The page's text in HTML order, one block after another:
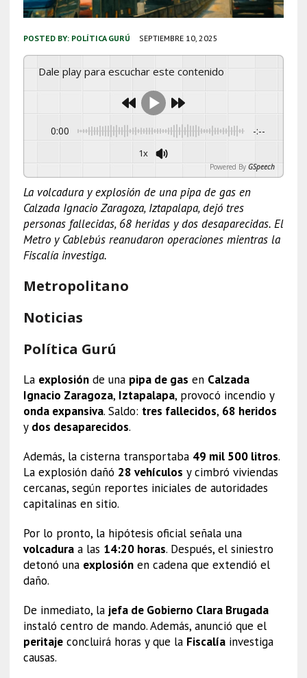
POSTED BY: POLÍTICA GURÚ SEPTIEMBRE 10, 2025
Dale play para escuchar este contenido
0:00 -:--
1x
Powered By GSpeech
La volcadura y explosión de una pipa de gas en
Calzada Ignacio Zaragoza, Iztapalapa, dejó tres
personas fallecidas, 68 heridas y dos desaparecidas. El
Metro y Cablebús reanudaron operaciones mientras la
Fiscalía investiga.
Metropolitano
Noticias
Política Gurú
La explosiónde una pipa de gas en Calzada
Ignacio Zaragoza, Iztapalapa, provocó incendio y
onda expansiva. Saldo: tres fallecidos, 68 heridos
y dos desaparecidos.
Además, la cisterna transportaba 49 mil 500 litros.
La explosión dañó 28 vehículos y cimbró viviendas
cercanas, según reportes iniciales de autoridades
capitalinas en sitio.
Por lo pronto, la hipótesis oficial señala una
volcaduraa las 14:20 horas. Después, el siniestro
detonó una explosiónen cadena que extendió el
daño.
De inmediato, la jefa de Gobierno Clara Brugada
instaló centro de mando. Además, anunció que el
peritajeconcluirá horas y que la Fiscalíainvestiga
causas.